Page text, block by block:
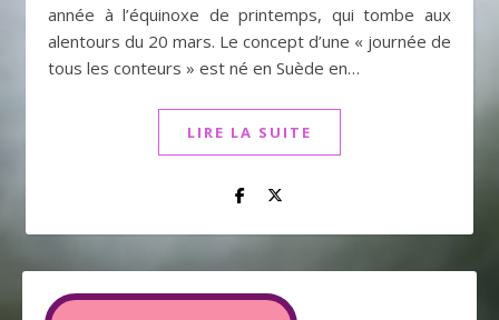
année à l’équinoxe de printemps, qui tombe aux
alentours du 20 mars. Le concept d’une « journée de
tous les conteurs » est né en Suède en…
LIRE LA SUITE